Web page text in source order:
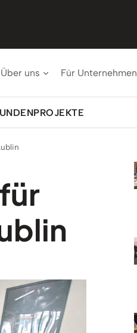
Über uns Für Unternehmen